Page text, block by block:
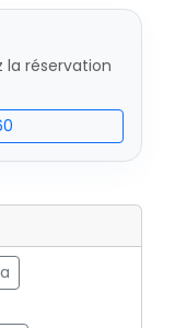
la réservation